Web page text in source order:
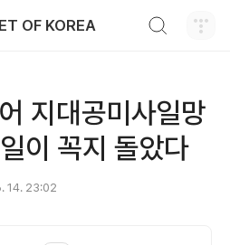
OF KOREA
지대공미사일망
이 꼭지 돌았다
14. 23:02